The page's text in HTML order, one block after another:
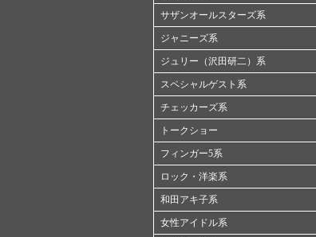
サザンオールスターズ系
ジャニーズ系
ジュリー（沢田研二）系
スペシャルゲスト系
チェッカーズ系
トークショー
フィンガー5系
ロック・洋楽系
和田アキ子系
女性アイドル系